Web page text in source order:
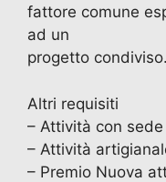
fattore comune
ad un
progetto condiviso.
Altri requisiti
– Attività con
– Attività
– Premio Nuova